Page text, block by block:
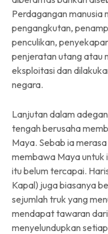
Perdagangan manusia
pengangkutan,
penculikan,
penjeratan utang atau
eksploitasi dan
negara.
Lanjutan dalam
tengah berusaha
Maya. Sebab ia
membawa Maya untuk
itu belum tercapai.
Kapal) juga biasanya
sejumlah truk yang
mendapat tawaran
menyelundupkan